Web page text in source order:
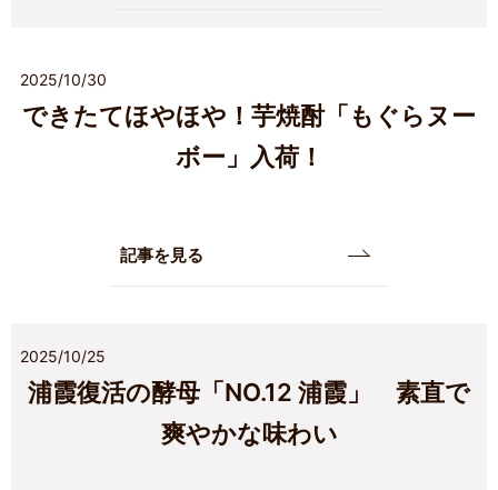
2025/10/30
できたてほやほや！芋焼酎「もぐらヌー
ボー」入荷！
記事を見る
2025/10/25
浦霞復活の酵母「NO.12 浦霞」 素直で
爽やかな味わい